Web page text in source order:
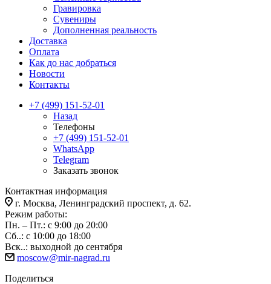
Гравировка
Сувениры
Дополненная реальность
Доставка
Оплата
Как до нас добраться
Новости
Контакты
+7 (499) 151-52-01
Назад
Телефоны
+7 (499) 151-52-01
WhatsApp
Telegram
Заказать звонок
Контактная информация
г. Москва, Ленинградский проспект, д. 62.
Режим работы:
Пн. – Пт.: с 9:00 до 20:00
Сб..: с 10:00 до 18:00
Вск..: выходной до сентября
moscow@mir-nagrad.ru
Поделиться